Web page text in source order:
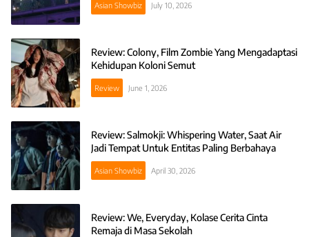
Asian Showbiz July 10, 2026
Review: Colony, Film Zombie Yang Mengadaptasi
Kehidupan Koloni Semut
Review June 1, 2026
Review: Salmokji: Whispering Water, Saat Air
Jadi Tempat Untuk Entitas Paling Berbahaya
Asian Showbiz April 30, 2026
Review: We, Everyday, Kolase Cerita Cinta
Remaja di Masa Sekolah